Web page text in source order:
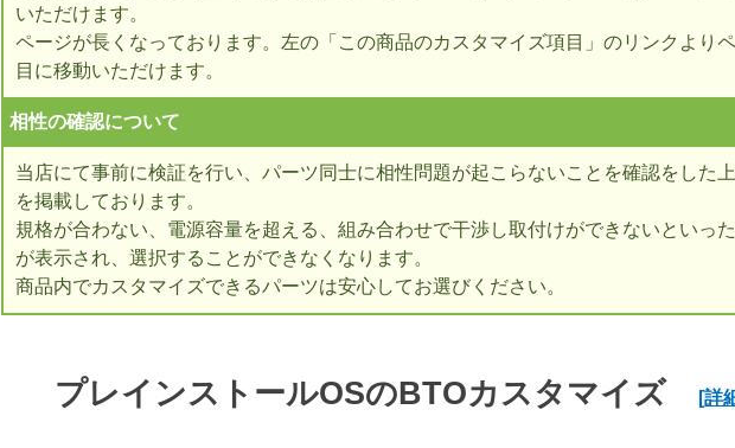
いただけます。
ページが長くなっております。左の「この商品のカスタマイズ項目」のリンクより
目に移動いただけます。
相性の確認について
当店にて事前に検証を行い、パーツ同士に相性問題が起こらないことを確認をした
を掲載しております。
規格が合わない、電源容量を超える、組み合わせで干渉し取付けができないといっ
が表示され、選択することができなくなります。
商品内でカスタマイズできるパーツは安心してお選びください。
プレインストールOSのBTOカスタマイズ[詳